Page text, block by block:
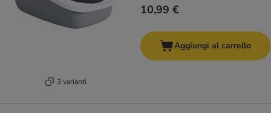
3 varianti
10,99 €
Aggiungi al carrello